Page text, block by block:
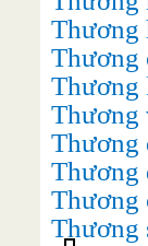
Thương
Thương
Thương
Thương
Thương
Thương
Thương
Thương